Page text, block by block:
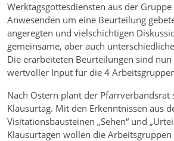
Werktagsgottesdiensten aus der
Anwesenden um eine Beurteilung
angeregten und vielschichtigen
gemeinsame, aber auch
Die erarbeiteten Beurteilungen sind
wertvoller Input für die 4
Nach Ostern plant der Pfarrverbandsrat
Klausurtag. Mit den Erkenntnissen aus
Visitationsbausteinen „Sehen“ und
Klausurtagen wollen die Arbeitsgruppen